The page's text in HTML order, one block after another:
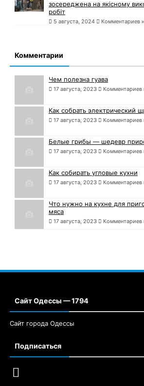
зосереджена на якісному
робіт
5 августа, 2024 Комментариев
Комментарии
Чем полезна гуава
17 августа, 2023 Комментариев
Как собрать электрический
17 августа, 2023 Комментариев
Белые грибы — шедевр
17 августа, 2023 Комментариев
Как собирать угловые кухни
17 августа, 2023 Комментариев
Что нужно на кухне для
мяса
17 августа, 2023 Комментариев
Сайт Одессы — 1794
Сайт города Одессы
Подписаться